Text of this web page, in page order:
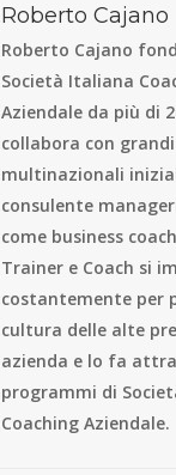
Roberto Cajano
Roberto Cajano
Società Italiana
Aziendale da più di
collabora con
multinazionali
consulente
come business
Trainer e Coach si
costantemente per
cultura delle alte
azienda e lo fa
programmi di
Coaching Aziendale.